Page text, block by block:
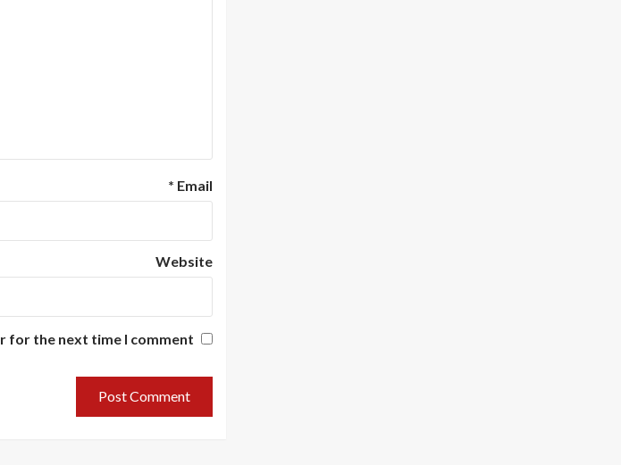
Email
*
Website
for the next time I comment.